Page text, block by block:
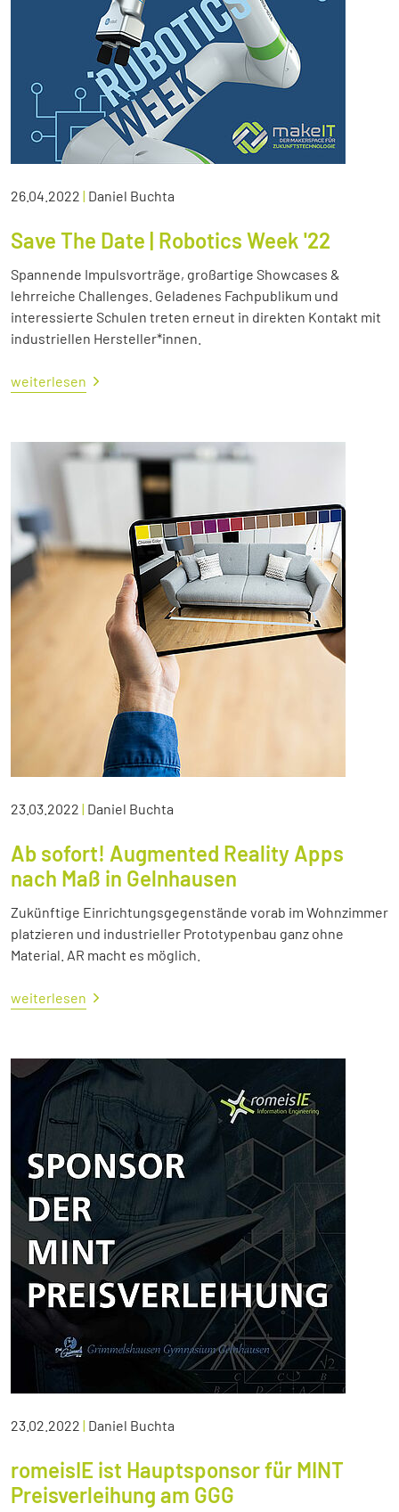
26.04.2022 | Daniel Buchta
Save The Date | Robotics Week '22
Spannende Impulsvorträge, großartige Showcases &
lehrreiche Challenges. Geladenes Fachpublikum und
interessierte Schulen treten erneut in direkten Kontakt mit
industriellen Hersteller*innen.
weiterlesen
23.03.2022 | Daniel Buchta
Ab sofort! Augmented Reality Apps
nach Maß in Gelnhausen
Zukünftige Einrichtungsgegenstände vorab im Wohnzimmer
platzieren und industrieller Prototypenbau ganz ohne
Material. AR macht es möglich.
weiterlesen
23.02.2022 | Daniel Buchta
romeisIE ist Hauptsponsor für MINT
Preisverleihung am GGG